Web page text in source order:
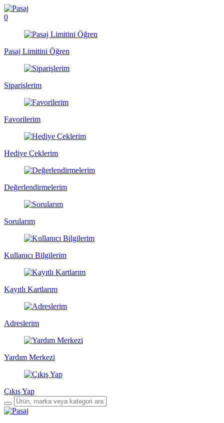
0
Pasaj Limitini Öğren
Siparişlerim
Favorilerim
Hediye Çeklerim
Değerlendirmelerim
Sorularım
Kullanıcı Bilgilerim
Kayıtlı Kartlarım
Adreslerim
Yardım Merkezi
Çıkış Yap